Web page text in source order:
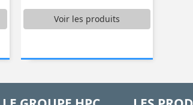
Voir les produits